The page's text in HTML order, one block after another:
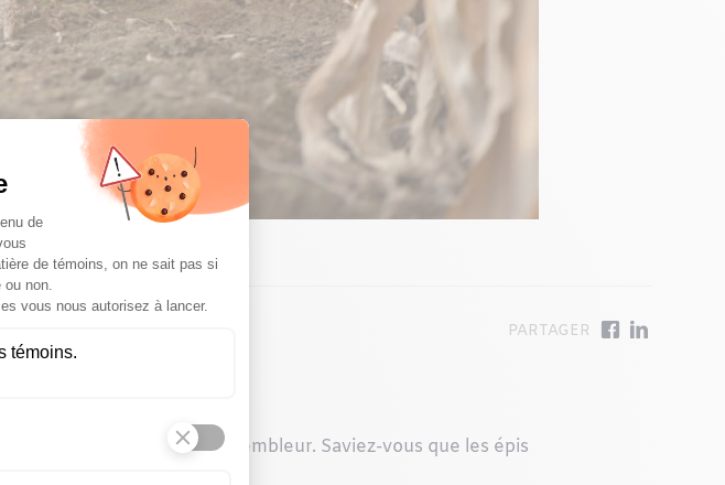
aime ça, et c’est rassembleur. Saviez-vous que les épis